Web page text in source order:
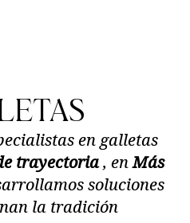
en galletas
trayectoria, enMás
soluciones
la tradición